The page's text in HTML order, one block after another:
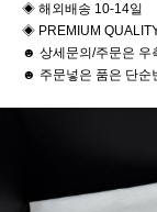
◈ 해외배송 10-14일
◈ PREMIUM
☻ 상세문의/주문은 우
☻ 주문넣은 품은 단순